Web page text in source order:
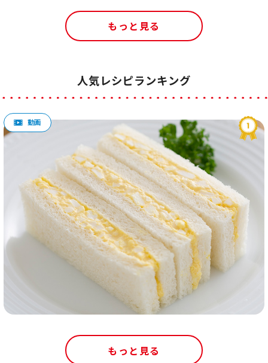
もっと見る
人気レシピランキング
もっと見る